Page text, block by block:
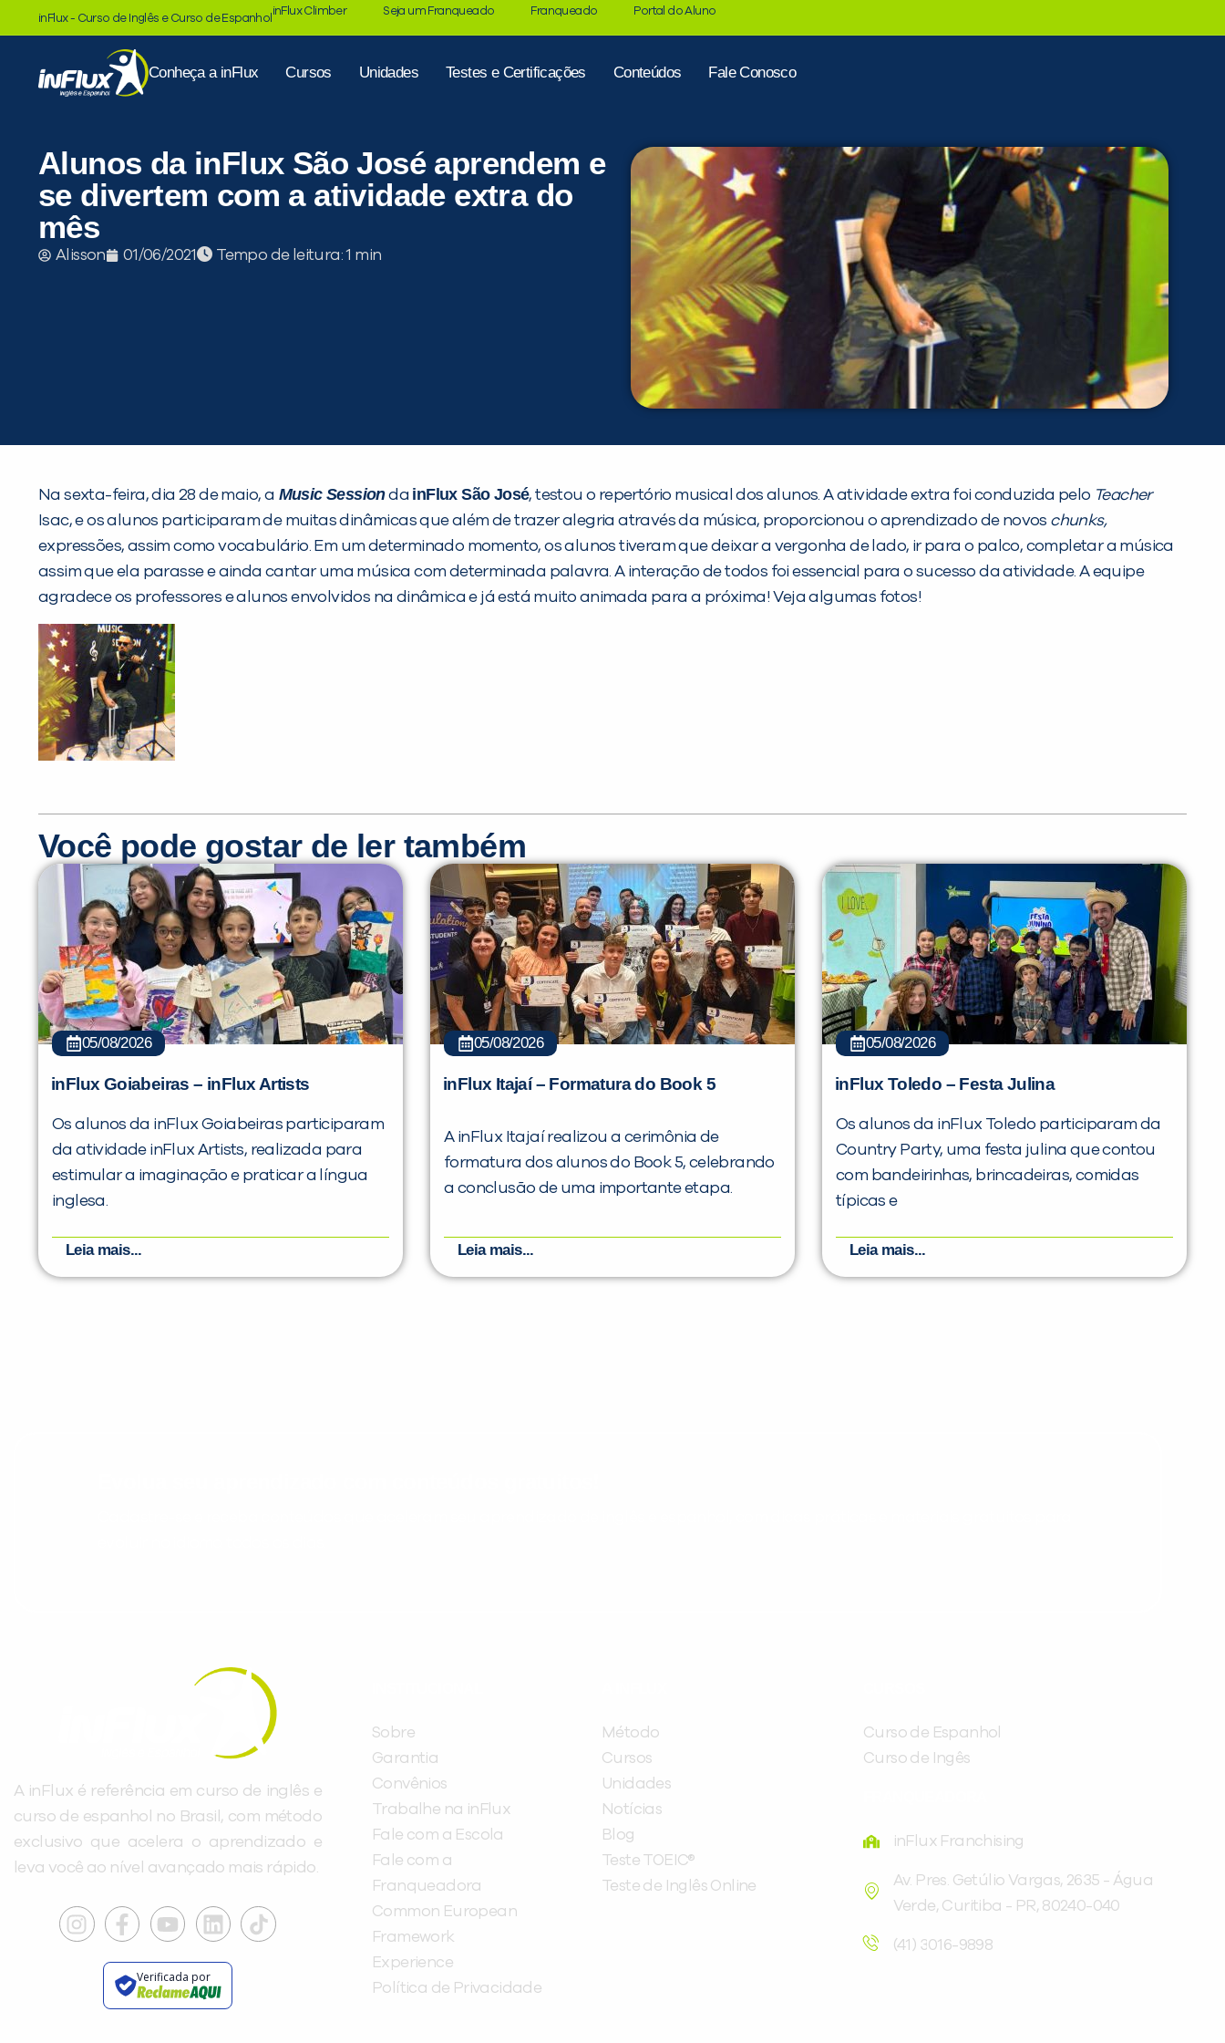
inFlux - Curso de Inglês e Curso de Espanhol
inFlux Climber Seja um Franqueado Franqueado Portal do Aluno
Conheça a inFlux Cursos Unidades Testes e Certificações Conteúdos Fale Conosco
Alunos da inFlux São José aprendem e
se divertem com a atividade extra do
mês
Alisson 01/06/2021 Tempo de leitura:
Na sexta-feira, dia 28 de maio, a Music Sessionda inFlux São José, testou o repertório musical dos alunos. A atividade extra foi conduzida pelo Teacher
Isac, e os alunos participaram de muitas dinâmicas que além de trazer alegria através da música, proporcionou o aprendizado de novos chunks,
expressões, assim como vocabulário. Em um determinado momento, os alunos tiveram que deixar a vergonha de lado, ir para o palco, completar a música
assim que ela parasse e ainda cantar uma música com determinada palavra. A interação de todos foi essencial para o sucesso da atividade. A equipe
agradece os professores e alunos envolvidos na dinâmica e já está muito animada para a próxima! Veja algumas fotos!
Você pode gostar de ler também
05/08/2026
inFlux Goiabeiras – inFlux Artists
Os alunos da inFlux Goiabeiras participaram
da atividade inFlux Artists, realizada para
estimular a imaginação e praticar a língua
inglesa.
Leia mais...
05/08/2026
inFlux Itajaí – Formatura do Book 5
A inFlux Itajaí realizou a cerimônia de
formatura dos alunos do Book 5, celebrando
a conclusão de uma importante etapa.
Leia mais...
05/08/2026
inFlux Toledo – Festa Julina
Os alunos da inFlux Toledo participaram da
Country Party, uma festa julina que contou
com bandeirinhas, brincadeiras, comidas
típicas e
Leia mais...
A inFlux é referência em curso de inglês e
curso de espanhol no Brasil, com método
exclusivo que acelera o aprendizado e
leva você ao nível avançado mais rápido.
Verificada por
Sobre
Garantia
Convênios
Trabalhe na inFlux
Fale com a Escola
Fale com a
Franqueadora
Common European
Framework
Experience
Política de Privacidade
Método
Cursos
Unidades
Notícias
Blog
Teste TOEIC®
Teste de Inglês Online
Curso de Espanhol
Curso de Ingês
inFlux Franchising
Av. Pres. Getúlio Vargas, 2635 - Água
Verde, Curitiba - PR, 80240-040
(41) 3016-9898
Sim Não